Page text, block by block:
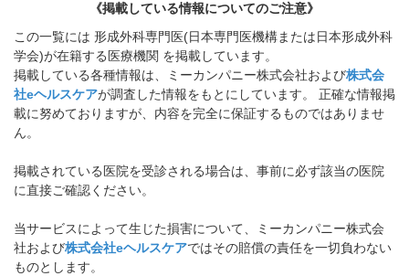
《掲載している情報についてのご注意》
この一覧には 形成外科専門医(日本専門医機構または日本形成外科
学会)が在籍する医療機関 を掲載しています。
掲載している各種情報は、ミーカンパニー株式会社および株式会
社eヘルスケアが調査した情報をもとにしています。 正確な情報掲
載に努めておりますが、内容を完全に保証するものではありませ
ん。
掲載されている医院を受診される場合は、事前に必ず該当の医院
に直接ご確認ください。
当サービスによって生じた損害について、ミーカンパニー株式会
社および株式会社eヘルスケアではその賠償の責任を一切負わない
ものとします。